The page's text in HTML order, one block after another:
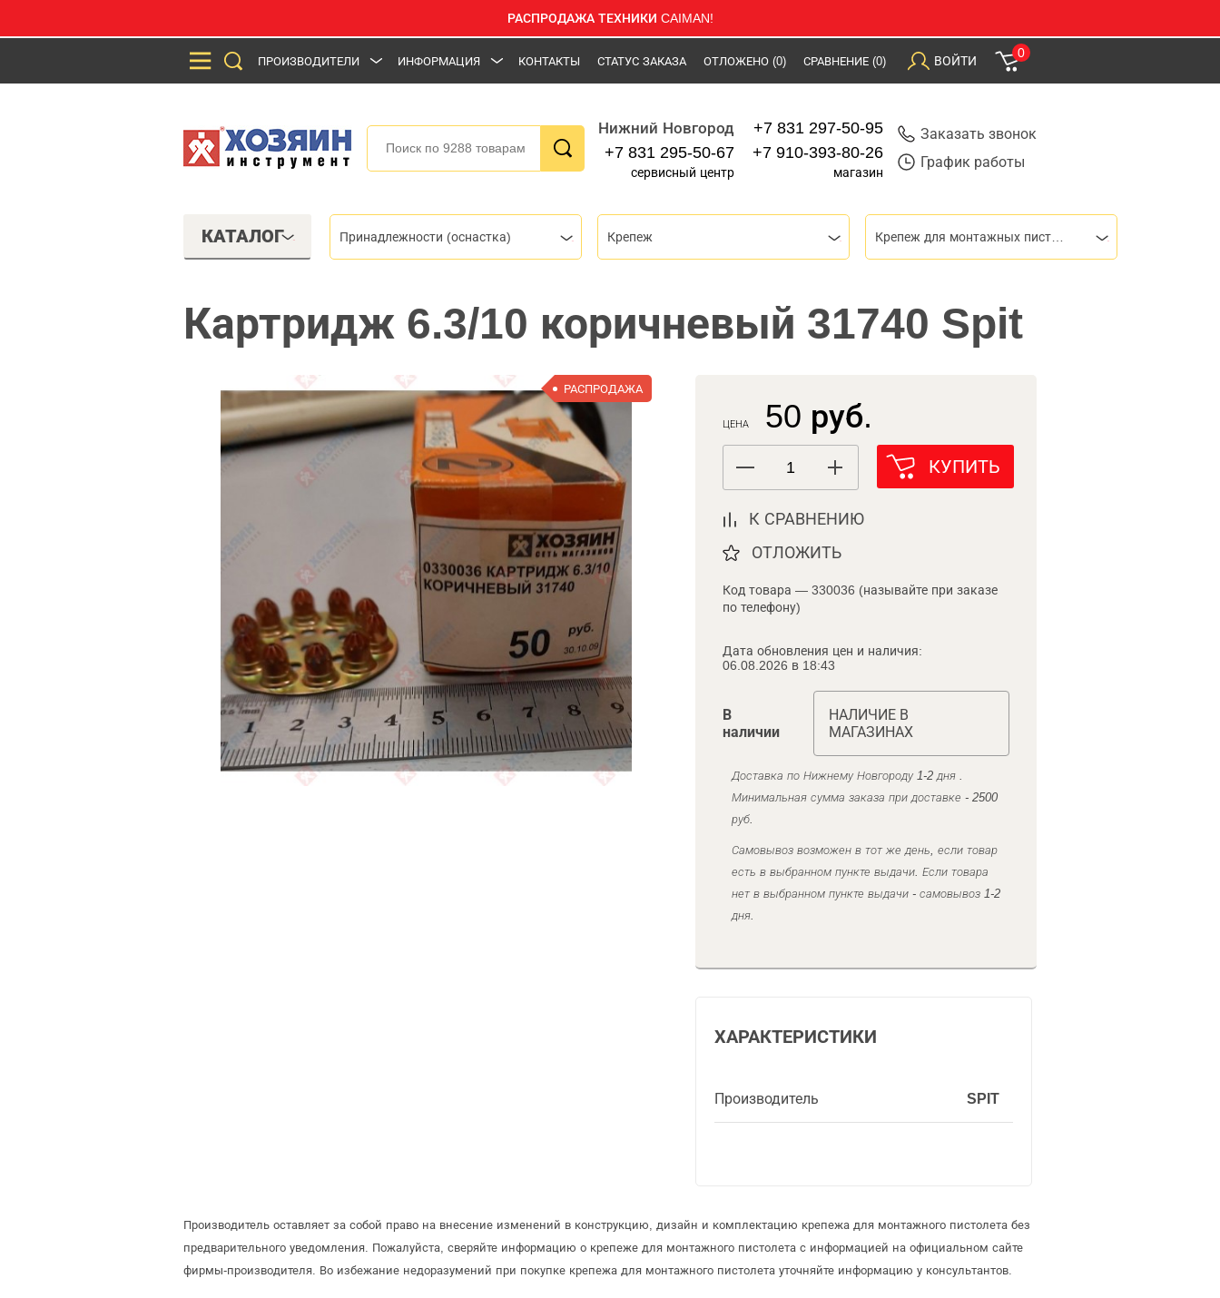
РАСПРОДАЖА ТЕХНИКИ CAIMAN!
ПРОИЗВОДИТЕЛИ ИНФОРМАЦИЯ КОНТАКТЫ СТАТУС ЗАКАЗА ОТЛОЖЕНО (0) СРАВНЕНИЕ (0) ВОЙТИ
0
Нижний Новгород
+7 831 295-50-67
сервисный центр
+7 831 297-50-95
+7 910-393-80-26
магазин
Заказать звонок
График работы
КАТАЛОГ Принадлежности (оснастка) Крепеж
Картридж 6.3/10 коричневый 31740 Spit
РАСПРОДАЖА
ЦЕНА 50 руб.
КУПИТЬ
К СРАВНЕНИЮ
ОТЛОЖИТЬ
Код товара — 330036 (называйте при заказе
по телефону)
Дата обновления цен и наличия:
06.08.2026 в 18:43
В
наличии
НАЛИЧИЕ В
МАГАЗИНАХ
Доставка по Нижнему Новгороду 1-2 дня .
Минимальная сумма заказа при доставке - 2500
руб.
Самовывоз возможен в тот же день, если товар
есть в выбранном пункте выдачи. Если товара
нет в выбранном пункте выдачи - самовывоз 1-2
дня.
ХАРАКТЕРИСТИКИ
Производитель SPIT
Производитель оставляет за собой право на внесение изменений в конструкцию, дизайн и комплектацию крепежа для монтажного пистолета без
предварительного уведомления. Пожалуйста, сверяйте информацию о крепеже для монтажного пистолета с информацией на официальном сайте
фирмы-производителя. Во избежание недоразумений при покупке крепежа для монтажного пистолета уточняйте информацию у консультантов.